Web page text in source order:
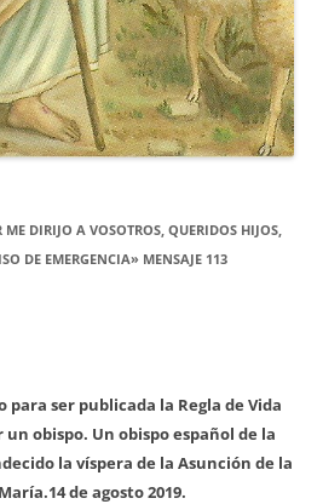
DIRIJO A VOSOTROS, QUERIDOS HIJOS,
DE EMERGENCIA» MENSAJE 113
para ser publicada la Regla de Vida
obispo. Un obispo español de la
la víspera de la Asunción de la
14 de agosto 2019.